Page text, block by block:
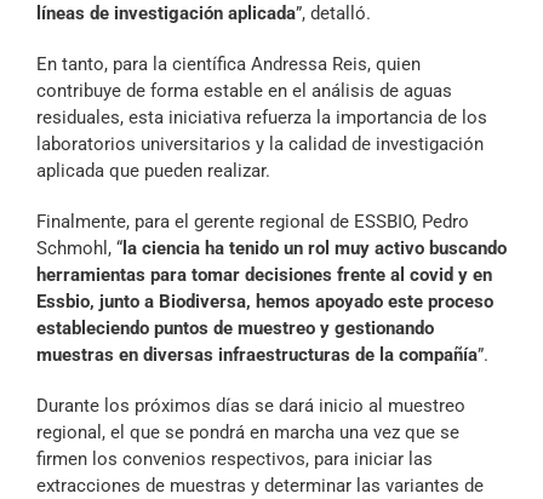
líneas de investigación aplicada”, detalló.
En tanto, para la científica Andressa Reis, quien
contribuye de forma estable en el análisis de aguas
residuales, esta iniciativa refuerza la importancia de los
laboratorios universitarios y la calidad de investigación
aplicada que pueden realizar.
Finalmente, para el gerente regional de ESSBIO, Pedro
Schmohl, “ la ciencia ha tenido un rol muy activo buscando
herramientas para tomar decisiones frente al covid y en
Essbio, junto a Biodiversa, hemos apoyado este proceso
estableciendo puntos de muestreo y gestionando
muestras en diversas infraestructuras de la compañía”.
Durante los próximos días se dará inicio al muestreo
regional, el que se pondrá en marcha una vez que se
firmen los convenios respectivos, para iniciar las
extracciones de muestras y determinar las variantes de